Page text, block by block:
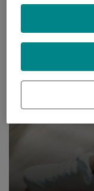
plan de tratamiento
el seguimiento
especialistas